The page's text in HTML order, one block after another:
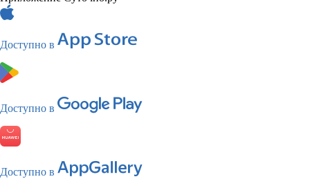
Доступно в
Доступно в
Доступно в